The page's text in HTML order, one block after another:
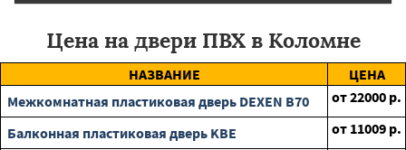
Цена на двери ПВХ в Коломне
НАЗВАНИЕ
ЦЕНА
Межкомнатная пластиковая дверь DEXEN B70
от22000 р.
Балконная пластиковая дверь KBE
от 11009 р.